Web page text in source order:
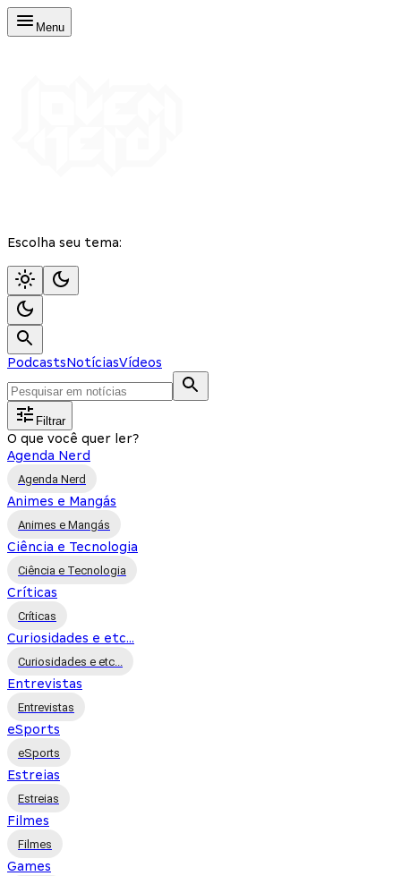
Menu
Escolha seu tema:
PodcastsNotíciasVídeos
Filtrar
O que você quer ler?
Agenda Nerd
Agenda Nerd
Animes e Mangás
Animes e Mangás
Ciência e Tecnologia
Ciência e Tecnologia
Críticas
Críticas
Curiosidades e etc...
Curiosidades e etc...
Entrevistas
Entrevistas
eSports
eSports
Estreias
Estreias
Filmes
Filmes
Games